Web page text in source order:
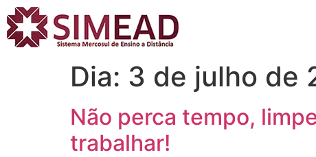
Dia: 3 de julho de
Não perca tempo,
trabalhar!